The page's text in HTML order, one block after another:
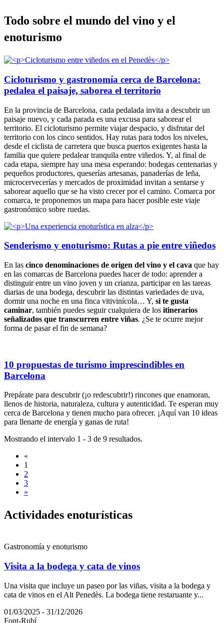
Todo sobre el mundo del vino y el
enoturismo
Cicloturismo y gastronomía cerca de Barcelona:
pedalea el paisaje, saborea el territorio
En la provincia de Barcelona, cada pedalada invita a descubrir un
paisaje nuevo, y cada parada es una excusa para saborear el
territorio. El cicloturismo permite viajar despacio, y disfrutar del
territorio con los cinco sentidos. Hay rutas para todos los niveles,
desde el ciclista de carretera que busca puertos exigentes hasta la
familia que quiere pedalear tranquila entre viñedos. Y, al final de
cada etapa, siempre hay una mesa esperando: bodegas centenarias y
pequeños productores, queserías artesanas, panaderías de leña,
microcervecerías y mercados de proximidad invitan a sentarse y
saborear aquello que se ha visto crecer por el camino. Comarca por
comarca, te proponemos un mapa para hacer posible este viaje
gastronómico sobre ruedas.
Senderismo y enoturismo: Rutas a pie entre viñedos
En las cinco denominaciones de origen del vino y el cava que hay
en las comarcas de Barcelona puedes hacer de todo: aprender a
distinguir entre un vino joven y un crianza, participar en las tareas
diarias de una bodega, descubrir las distintas variedades de uva,
dormir una noche en una finca vitivinícola… Y, si te gusta
caminar, también puedes seguir cualquiera de los itinerarios
señalizados que transcurren entre viñas. ¿Se te ocurre mejor
forma de pasar el fin de semana?
10 propuestas de turismo imprescindibles en
Barcelona
Prepárate para descubrir (¡o redescubrir!) rincones que enamoran,
llenos de historia, naturaleza, cultura y autenticidad. Te esperan muy
cerca de Barcelona y tienen mucho para ofrecer. ¡Aquí van 10 ideas
para llenarte de energía y ganas de ruta!
Mostrando el intervalo 1 - 3 de 9 resultados.
«
1
2
3
»
Actividades enoturísticas
Gastronomía y enoturismo
Visita a la bodega y cata de vinos
Una visita que incluye un paseo por las viñas, visita a la bodega y
cata de vinos en el Alt Penedès. La bodega tiene restaruante y...
01/03/2025 - 31/12/2026
Font-Rubí